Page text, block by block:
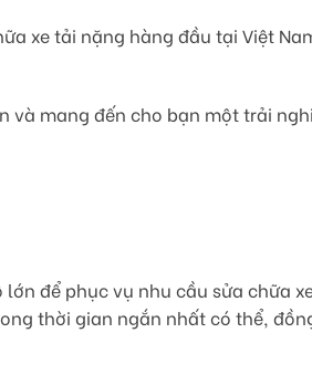
xe tải nặng hàng đầu tại Việt
và mang đến cho bạn một trải
để phục vụ nhu cầu sửa chữa
thời gian ngắn nhất có thể,